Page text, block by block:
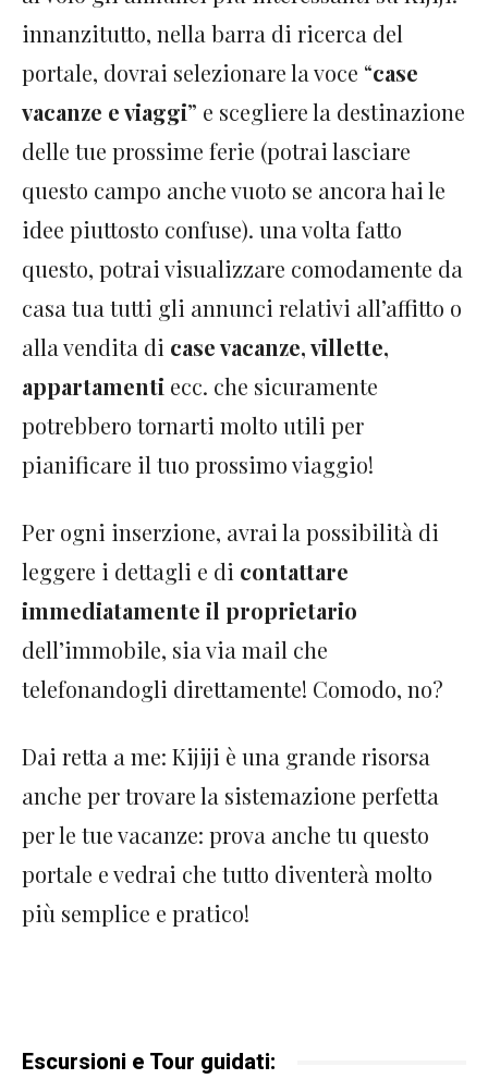
innanzitutto, nella barra di ricerca del
portale, dovrai selezionare la voce “case
vacanze e viaggi” e scegliere la destinazione
delle tue prossime ferie (potrai lasciare
questo campo anche vuoto se ancora hai le
idee piuttosto confuse). una volta fatto
questo, potrai visualizzare comodamente da
casa tua tutti gli annunci relativi all’affitto o
alla vendita di case vacanze, villette,
appartamenti ecc. che sicuramente
potrebbero tornarti molto utili per
pianificare il tuo prossimo viaggio!
Per ogni inserzione, avrai la possibilità di
leggere i dettagli e di contattare
immediatamente il proprietario
dell’immobile, sia via mail che
telefonandogli direttamente! Comodo, no?
Dai retta a me: Kijiji è una grande risorsa
anche per trovare la sistemazione perfetta
per le tue vacanze: prova anche tu questo
portale e vedrai che tutto diventerà molto
più semplice e pratico!
Escursioni e Tour guidati: